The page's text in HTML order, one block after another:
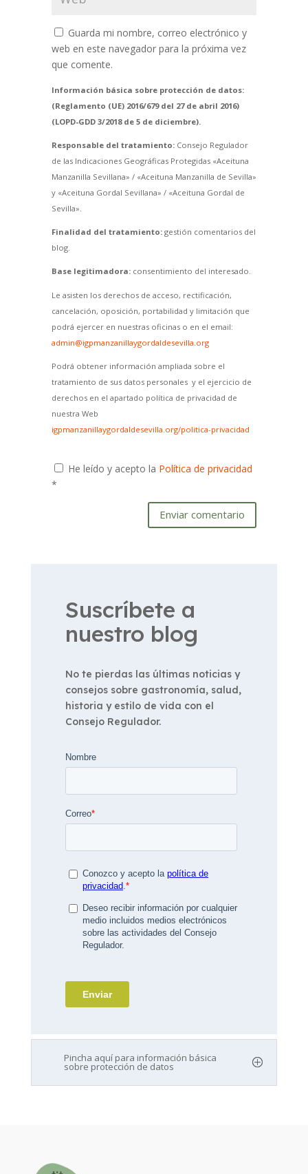
Guarda mi nombre, correo electrónico y
web en este navegador para la próxima vez
que comente.
Información básica sobre protección de datos:
(Reglamento (UE) 2016/679 del 27 de abril 2016)
(LOPD-GDD 3/2018 de 5 de diciembre).
Responsable del tratamiento:Consejo Regulador
de las Indicaciones Geográficas Protegidas «Aceituna
Manzanilla Sevillana» / «Aceituna Manzanilla de Sevilla»
y «Aceituna Gordal Sevillana» / «Aceituna Gordal de
Sevilla».
Finalidad del tratamiento:gestión comentarios del
blog.
Base legitimadora:consentimiento del interesado.
Le asisten los derechos de acceso, rectificación,
cancelación, oposición, portabilidad y limitación que
podrá ejercer en nuestras oficinas o en el email:
admin@igpmanzanillaygordaldesevilla.org
Podrá obtener información ampliada sobre el
tratamiento de sus datos personales y el ejercicio de
derechos en el apartado política de privacidad de
nuestra Web
igpmanzanillaygordaldesevilla.org/politica-privacidad
He leído y acepto la Política de privacidad
*
Enviar comentario
Suscríbete a
nuestro blog
No te pierdas las últimas noticias y
consejos sobre gastronomía, salud,
historia y estilo de vida con el
Consejo Regulador.
Pincha aquí para información básica
sobre protección de datos